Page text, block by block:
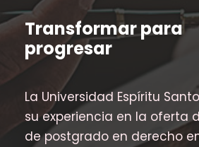
Transformar para
progresar
La Universidad Espíritu
su experiencia en la oferta
de postgrado en derecho